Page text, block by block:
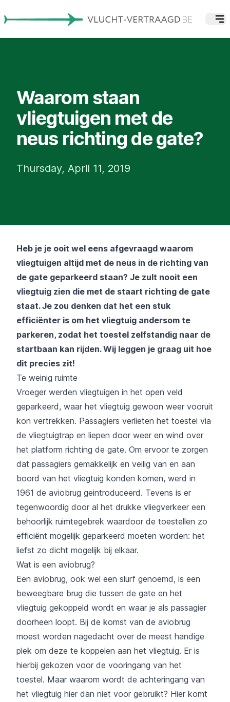
Waarom staan
vliegtuigen met de
neus richting de gate?
Thursday, April 11, 2019
Heb je je ooit wel eens afgevraagd waarom
vliegtuigen altijd met de neus in de richting van
de gate geparkeerd staan? Je zult nooit een
vliegtuig zien die met de staart richting de gate
staat. Je zou denken dat het een stuk
efficiënter is om het vliegtuig andersom te
parkeren, zodat het toestel zelfstandig naar de
startbaan kan rijden. Wij leggen je graag uit hoe
dit precies zit!
Te weinig ruimte
Vroeger werden vliegtuigen in het open veld
geparkeerd, waar het vliegtuig gewoon weer vooruit
kon vertrekken. Passagiers verlieten het toestel via
de vliegtuigtrap en liepen door weer en wind over
het platform richting de gate. Om ervoor te zorgen
dat passagiers gemakkelijk en veilig van en aan
boord van het vliegtuig konden komen, werd in
1961 de aviobrug geintroduceerd. Tevens is er
tegenwoordig door al het drukke vliegverkeer een
behoorlijk ruimtegebrek waardoor de toestellen zo
efficiënt mogelijk geparkeerd moeten worden: het
liefst zo dicht mogelijk bij elkaar.
Wat is een aviobrug?
Een aviobrug, ook wel een slurf genoemd, is een
beweegbare brug die tussen de gate en het
vliegtuig gekoppeld wordt en waar je als passagier
doorheen loopt. Bij de komst van de aviobrug
moest worden nagedacht over de meest handige
plek om deze te koppelen aan het vliegtuig. Er is
hierbij gekozen voor de vooringang van het
toestel. Maar waarom wordt de achteringang van
het vliegtuig hier dan niet voor gebruikt? Hier komt